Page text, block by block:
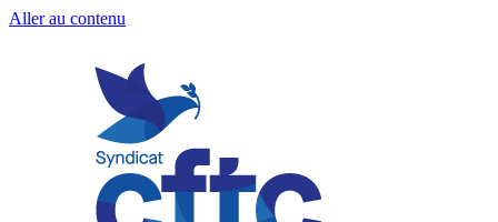
Aller au contenu